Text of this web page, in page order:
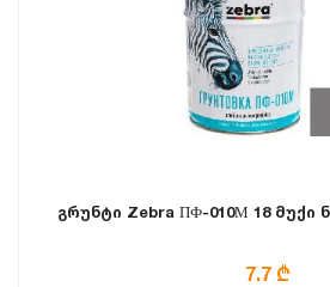
გრუნტი Zebra ПФ-010М 18 მუქი
7.7 ₾